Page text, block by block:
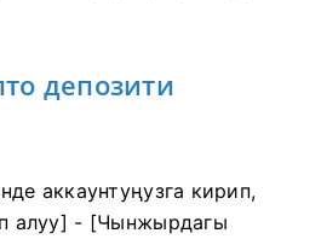
депозити
аккаунтуңузга кирип,
алуу] - [Чынжырдагы